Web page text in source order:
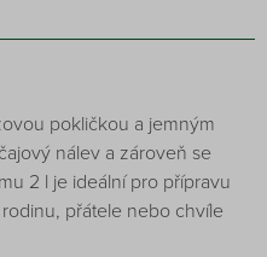
pokličkou a jemným
nálev a zároveň se
2 l je ideální pro přípravu
přátele nebo chvíle